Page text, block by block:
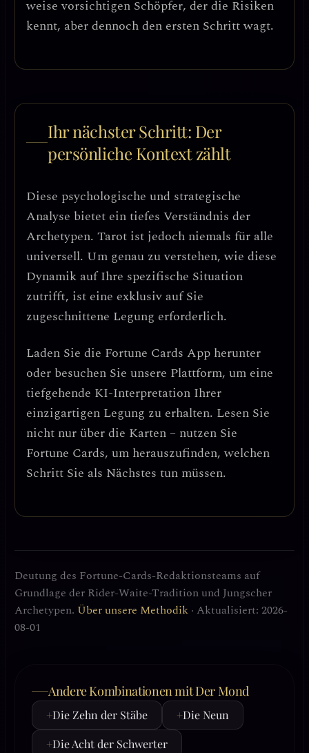
weise vorsichtigen Schöpfer, der die Risiken
kennt, aber dennoch den ersten Schritt wagt.
Ihr nächster Schritt: Der
persönliche Kontext zählt
Diese psychologische und strategische
Analyse bietet ein tiefes Verständnis der
Archetypen. Tarot ist jedoch niemals für alle
universell. Um genau zu verstehen, wie diese
Dynamik auf Ihre spezifische Situation
zutrifft, ist eine exklusiv auf Sie
zugeschnittene Legung erforderlich.
Laden Sie die Fortune Cards App herunter
oder besuchen Sie unsere Plattform, um eine
tiefgehende KI-Interpretation Ihrer
einzigartigen Legung zu erhalten. Lesen Sie
nicht nur über die Karten – nutzen Sie
Fortune Cards, um herauszufinden, welchen
Schritt Sie als Nächstes tun müssen.
Deutung des Fortune-Cards-Redaktionsteams auf
Grundlage der Rider-Waite-Tradition und Jungscher
Archetypen. Über unsere Methodik · Aktualisiert: 2026-
08-01
Andere Kombinationen mit Der Mond
+Die Zehn der Stäbe +Die Neun
+Die Acht der Schwerter